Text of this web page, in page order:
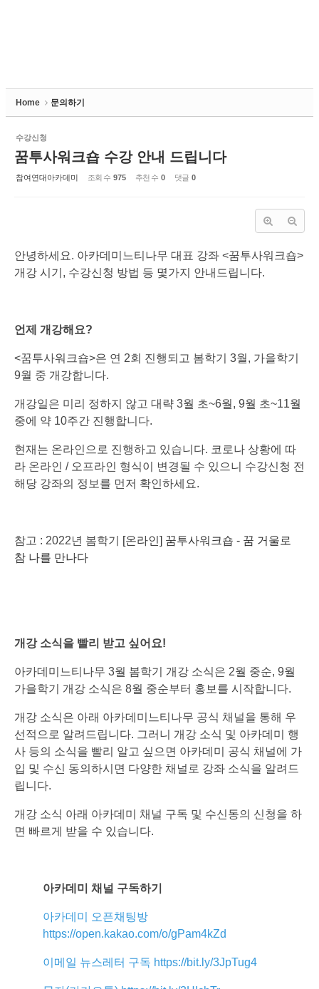
Home 문의하기
수강신청
꿈투사워크숍 수강 안내 드립니다
참여연대아카데미 조회 수 975 추천 수 0 댓글 0
안녕하세요. 아카데미느티나무 대표 강좌 <꿈투사워크숍>
개강 시기, 수강신청 방법 등 몇가지 안내드립니다.
언제 개강해요?
<꿈투사워크숍>은 연 2회 진행되고 봄학기 3월, 가을학기
9월 중 개강합니다.
개강일은 미리 정하지 않고 대략 3월 초~6월, 9월 초~11월
중에 약 10주간 진행합니다.
현재는 온라인으로 진행하고 있습니다. 코로나 상황에 따
라 온라인 / 오프라인 형식이 변경될 수 있으니 수강신청 전
해당 강좌의 정보를 먼저 확인하세요.
참고 : 2022년 봄학기
[온라인] 꿈투사워크숍 - 꿈 거울로
참 나를 만나다
개강 소식을 빨리 받고 싶어요!
아카데미느티나무 3월 봄학기 개강 소식은 2월 중순, 9월
가을학기 개강 소식은 8월 중순부터 홍보를 시작합니다.
개강 소식은 아래 아카데미느티나무 공식 채널을 통해 우
선적으로 알려드립니다. 그러니 개강 소식 및 아카데미 행
사 등의 소식을 빨리 알고 싶으면 아카데미 공식 채널에 가
입 및 수신 동의하시면 다양한 채널로 강좌 소식을 알려드
립니다.
개강 소식 아래 아카데미 채널 구독 및 수신동의 신청을 하
면 빠르게 받을 수 있습니다.
아카데미 채널 구독하기
아카데미 오픈채팅방
https://open.kakao.com/o/gPam4kZd
이메일 뉴스레터 구독 https://bit.ly/3JpTug4